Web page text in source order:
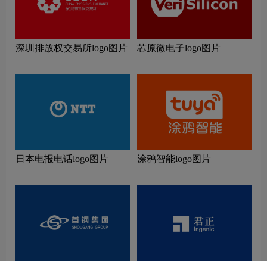
深圳排放权交易所logo图片 芯原微电子logo图片
日本电报电话logo图片 涂鸦智能logo图片